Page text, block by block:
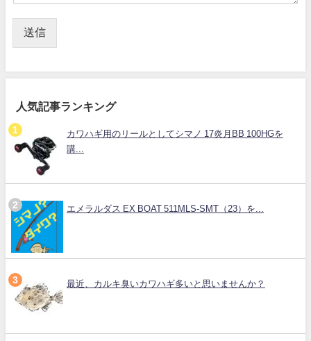
送信
人気記事ランキング
カワハギ用のリールとしてシマノ 17炎月BB 100HGを
購...
エメラルダス EX BOAT 511MLS-SMT（23）を...
最近、カルキ臭いカワハギ多いと思いませんか？